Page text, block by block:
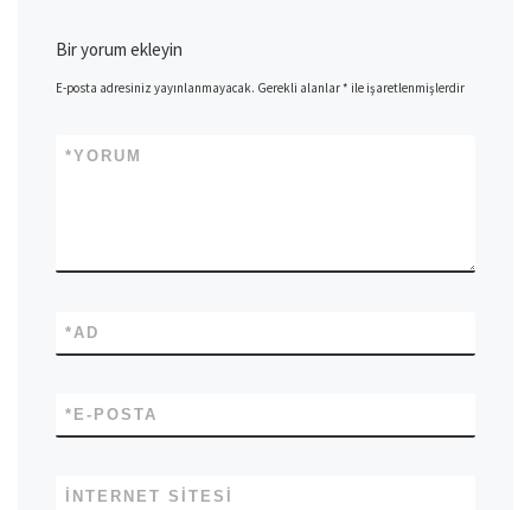
Bir yorum ekleyin
E-posta adresiniz yayınlanmayacak. Gerekli alanlar* ile işaretlenmişlerdir
YORUM
*
AD
*
E-POSTA
*
İNTERNET SITESI